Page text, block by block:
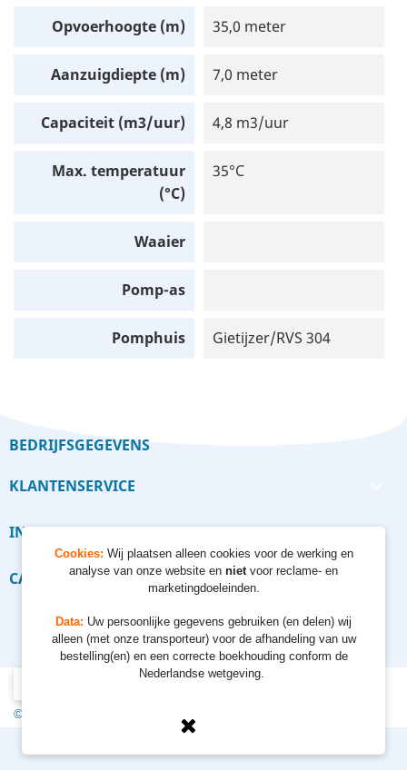
Opvoerhoogte (m) 35,0 meter
Aanzuigdiepte (m) 7,0 meter
Capaciteit (m3/uur) 4,8 m3/uur
Max. temperatuur
(°C)
35°C
Waaier
Pomp-as
Pomphuis Gietijzer/RVS 304
BEDRIJFSGEGEVENS
KLANTENSERVICE
INFORMATIE 
CALCULATORS
Cookies: Wij plaatsen alleen cookies voor de werking en
analyse van onze website en nietvoor reclame- en
marketingdoeleinden.
Data: Uw persoonlijke gegevens gebruiken (en delen) wij
alleen (met onze transporteur) voor de afhandeling van uw
bestelling(en) en een correcte boekhouding conform de
Nederlandse wetgeving.
© 2012 - 2026 Kempkes Waterpompen